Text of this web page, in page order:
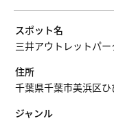
スポット名
三井アウトレットパ
住所
千葉県千葉市美浜区
ジャンル